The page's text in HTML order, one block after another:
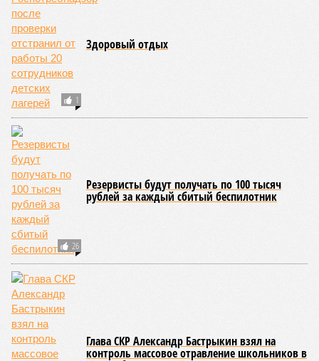
В регионе учреждены удостоверения мастеров спорта по борьбе керешу
В Чувашской Республике последовательно реализуются меры,
направленные на повышение статуса и институциональное
развитие национальной борьбы на поясах керешу.
Региональные власти не ограничились признанием
дисциплины в качестве приоритетной, но также утвердили
официальную систему спортивных званий и
ведомственных знаков отличия, закрепив
соответствующие положения и образцы наградных
атрибутов на уровне правительства субъекта. Согласно
обнародованным материалам, введены удостоверения и
нагрудные знаки мастера спорта Чувашии международного
класса по керешу, а также мастера спорта Чувашии.
Параллельно с этим разработана полная разрядная сетка
по керешу, охватывающая все ступени от третьего
юношеского разряда до уровня кандидата в мастера